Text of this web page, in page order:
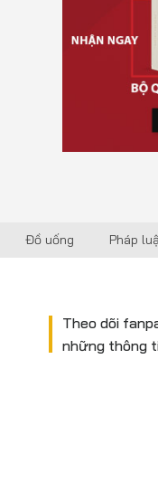
Đồ uống Pháp
Theo dõi
những thông